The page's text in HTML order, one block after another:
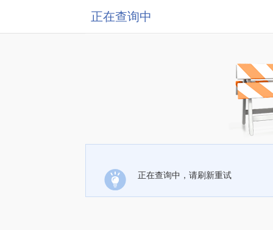
正在查询中
正在查询中，请刷新重试